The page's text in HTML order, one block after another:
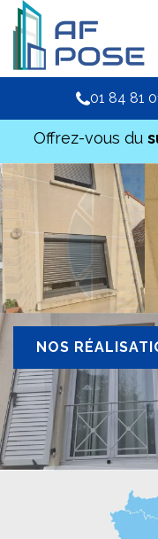
01 84 81
Offrez-vous du
NOS